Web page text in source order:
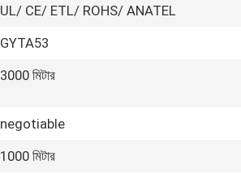
UL/ CE/ ETL/ ROHS/ ANATEL
GYTA53
3000 মিটার
negotiable
1000 মিটার